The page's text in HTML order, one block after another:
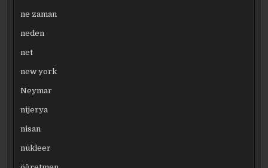
ne zaman
neden
net
new york
Neymar
nijerya
nisan
nükleer